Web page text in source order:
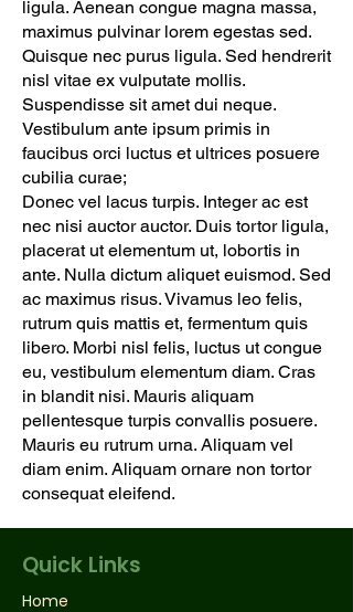
ligula. Aenean congue magna massa,
maximus pulvinar lorem egestas sed.
Quisque nec purus ligula. Sed hendrerit
nisl vitae ex vulputate mollis.
Suspendisse sit amet dui neque.
Vestibulum ante ipsum primis in
faucibus orci luctus et ultrices posuere
cubilia curae;
Donec vel lacus turpis. Integer ac est
nec nisi auctor auctor. Duis tortor ligula,
placerat ut elementum ut, lobortis in
ante. Nulla dictum aliquet euismod. Sed
ac maximus risus. Vivamus leo felis,
rutrum quis mattis et, fermentum quis
libero. Morbi nisl felis, luctus ut congue
eu, vestibulum elementum diam. Cras
in blandit nisi. Mauris aliquam
pellentesque turpis convallis posuere.
Mauris eu rutrum urna. Aliquam vel
diam enim. Aliquam ornare non tortor
consequat eleifend.
Quick Links
Home